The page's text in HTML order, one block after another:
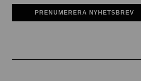
PRENUMERERA NYHETSBREV